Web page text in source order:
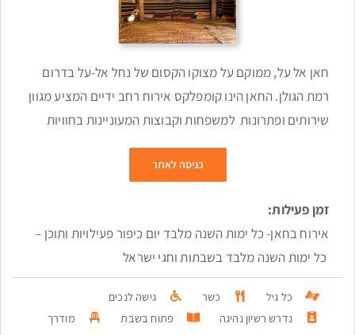
חאן אל על, ממוקם על מצוקו הקסום של נחל אל-על בדרום
רמת הגולן. החאן הינו קומפלקס אירוח רחב ידיים המציע מגוון
שירותים ופתרונות למשפחות וקבוצות המעוניינות בחוויות
כניסה לאתר
זמן פעילות:
אירוח בחאן- כל ימות השנה מלבד יום כיפור פעילויות ותוכן –
כל ימות השנה מלבד בשבתות וחגי ישראל
כל גיל כשר
גישה לנכים
נדרש רשיון נהיגה
פתוח בשבת מודרך